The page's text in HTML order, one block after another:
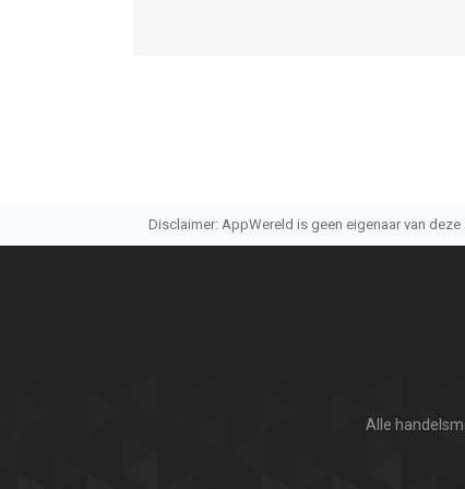
Scanner App: Genius Scan van The Grizzly
Disclaimer: AppWereld is geen eigenaar van
Alle